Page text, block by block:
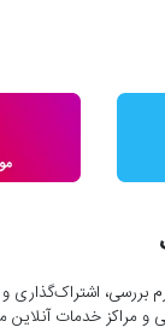
بررسی، اشتراک‌گذاری
و مراکز خدمات آنلاین